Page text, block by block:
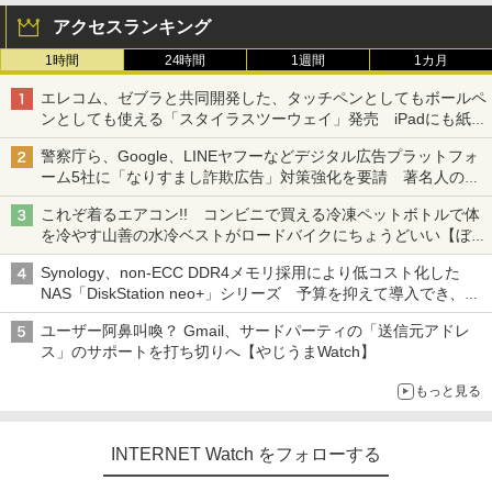
アクセスランキング
1時間 24時間 1週間 1カ月
エレコム、ゼブラと共同開発した、タッチペンとしてもボールペ
ンとしても使える「スタイラスツーウェイ」発売 iPadにも紙に
も、持ち替えずに書き込める
警察庁ら、Google、LINEヤフーなどデジタル広告プラットフォ
ーム5社に「なりすまし詐欺広告」対策強化を要請 著名人の写
真や映像を使った投資詐欺などへの対策として
これぞ着るエアコン!! コンビニで買える冷凍ペットボトルで体
を冷やす山善の水冷ベストがロードバイクにちょうどいい【ぼっ
ち・ざ・ろーど！その14】【空いた時間でなにしてる？】
Synology、non-ECC DDR4メモリ採用により低コスト化した
NAS「DiskStation neo+」シリーズ 予算を抑えて導入でき、
ECCメモリへのアップグレードも可能
ユーザー阿鼻叫喚？ Gmail、サードパーティの「送信元アドレ
ス」のサポートを打ち切りへ【やじうまWatch】
もっと見る
INTERNET Watch をフォローする